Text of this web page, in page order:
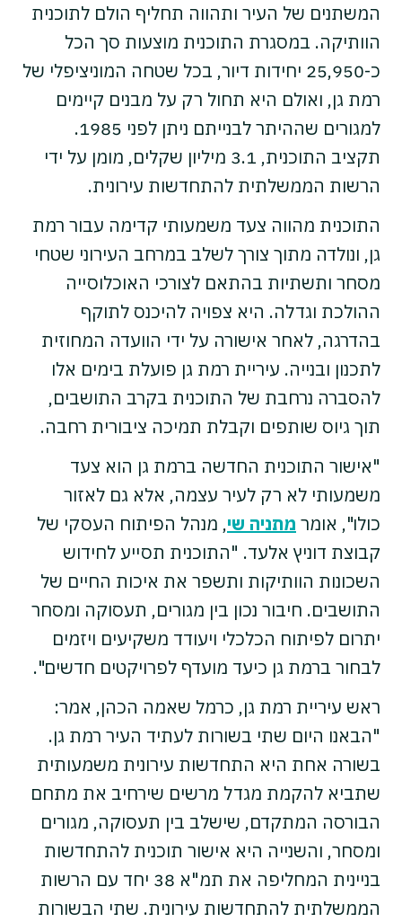
המשתנים של העיר ותהווה תחליף הולם לתוכנית
הוותיקה. במסגרת התוכנית מוצעות סך הכל
כ-25,950 יחידות דיור, בכל שטחה המוניציפלי של
רמת גן, ואולם היא תחול רק על מבנים קיימים
למגורים שההיתר לבנייתם ניתן לפני 1985.
תקציב התוכנית, 3.1 מיליון שקלים, מומן על ידי
הרשות הממשלתית להתחדשות עירונית.
התוכנית מהווה צעד משמעותי קדימה עבור רמת
גן, ונולדה מתוך צורך לשלב במרחב העירוני שטחי
מסחר ותשתיות בהתאם לצורכי האוכלוסייה
ההולכת וגדלה. היא צפויה להיכנס לתוקף
בהדרגה, לאחר אישורה על ידי הוועדה המחוזית
לתכנון ובנייה. עיריית רמת גן פועלת בימים אלו
להסברה נרחבת של התוכנית בקרב התושבים,
תוך גיוס שותפים וקבלת תמיכה ציבורית רחבה.
"אישור התוכנית החדשה ברמת גן הוא צעד
משמעותי לא רק לעיר עצמה, אלא גם לאזור
כולו", אומר מתניה שי, מנהל הפיתוח העסקי של
קבוצת דוניץ אלעד. "התוכנית תסייע לחידוש
השכונות הוותיקות ותשפר את איכות החיים של
התושבים. חיבור נכון בין מגורים, תעסוקה ומסחר
יתרום לפיתוח הכלכלי ויעודד משקיעים ויזמים
לבחור ברמת גן כיעד מועדף לפרויקטים חדשים".
ראש עיריית רמת גן, כרמל שאמה הכהן, אמר:
"הבאנו היום שתי בשורות לעתיד העיר רמת גן.
בשורה אחת היא התחדשות עירונית משמעותית
שתביא להקמת מגדל מרשים שירחיב את מתחם
הבורסה המתקדם, שישלב בין תעסוקה, מגורים
ומסחר, והשנייה היא אישור תוכנית להתחדשות
בניינית המחליפה את תמ"א 38 יחד עם הרשות
הממשלתית להתחדשות עירונית. שתי הבשורות